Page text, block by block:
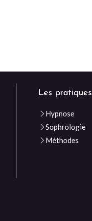
Les pratiques
Hypnose
Sophrologie
Méthodes